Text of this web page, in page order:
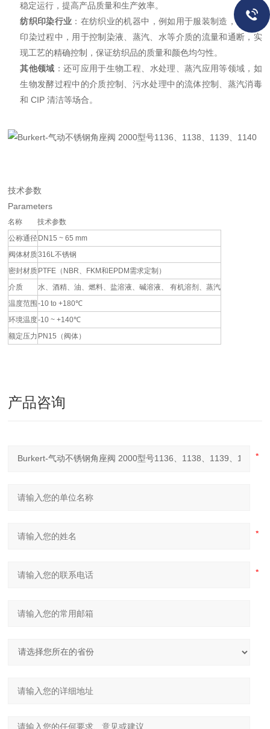
稳定运行，提高产品质量和生产效率。
纺织印染行业 ：在纺织业的机器中，例如用于服装制造，以及在
印染过程中，用于控制染液、蒸汽、水等介质的流量和通断，实
现工艺的精确控制，保证纺织品的质量和颜色均匀性。
其他领域 ：还可应用于生物工程、水处理、蒸汽应用等领域，如
生物发酵过程中的介质控制、污水处理中的流体控制、蒸汽消毒
和 CIP 清洁等场合。
技术参数
Parameters
名称
技术参数
公称通径 DN15 ~ 65 mm
阀体材质316L不锈钢
密封材质 PTFE（NBR、FKM和EPDM需求定制）
介质
水、酒精、油、燃料、盐溶液、碱溶液、 有机溶剂、蒸汽
温度范围 -10 to +180℃
环境温度-10 ~ +140℃
额定压力 PN15（阀体）
产品咨询